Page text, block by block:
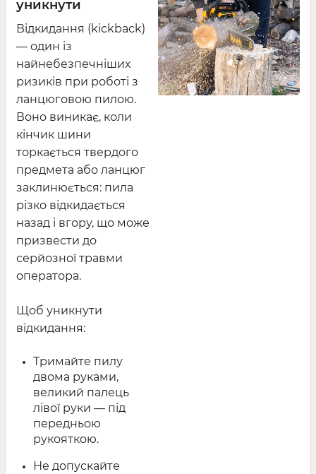
уникнути
Відкидання (kickback)
— один із
найнебезпечніших
ризиків при роботі з
ланцюговою пилою.
Воно виникає, коли
кінчик шини
торкається твердого
предмета або ланцюг
заклинюється: пила
різко відкидається
назад і вгору, що може
призвести до
серйозної травми
оператора.
Щоб уникнути
відкидання:
Тримайте пилу
двома руками,
великий палець
лівої руки — під
передньою
рукояткою.
Не допускайте